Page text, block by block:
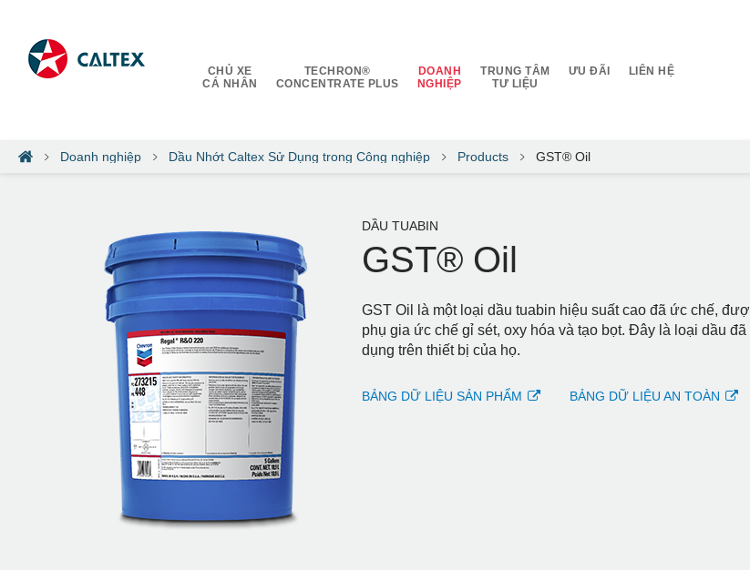
CHỦ XE
CÁ NHÂN
TECHRON®
CONCENTRATE PLUS
DOANH
NGHIỆP
TRUNG TÂM
TƯ LIỆU
ƯU ĐÃI LIÊN HỆ
Doanh nghiệp Dầu Nhớt Caltex Sử Dụng trong Công nghiệp Products GST® Oil
DẦU TUABIN
GST® Oil
GST Oil là một loại dầu tuabin hiệu suất cao đã ức chế,
phụ gia ức chế gỉ sét, oxy hóa và tạo bọt. Đây là loại dầu
dụng trên thiết bị của họ.
BẢNG DỮ LIỆU SẢN PHẨM BẢNG DỮ LIỆU AN TOÀN